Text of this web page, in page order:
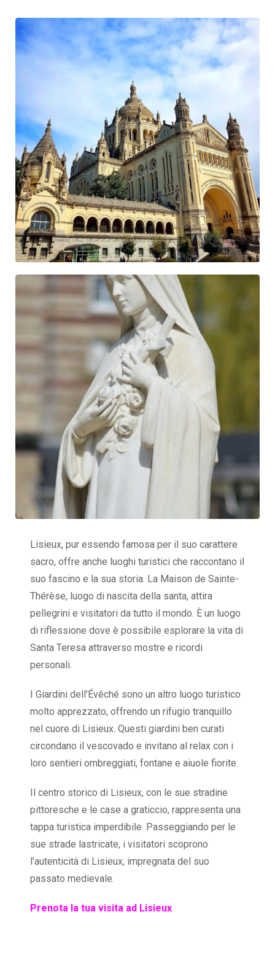
Lisieux, pur essendo famosa per il suo carattere
sacro, offre anche luoghi turistici che raccontano il
suo fascino e la sua storia. La Maison de Sainte-
Thérèse, luogo di nascita della santa, attira
pellegrini e visitatori da tutto il mondo. È un luogo
di riflessione dove è possibile esplorare la vita di
Santa Teresa attraverso mostre e ricordi
personali.
I Giardini dell’Évêché sono un altro luogo turistico
molto apprezzato, offrendo un rifugio tranquillo
nel cuore di Lisieux. Questi giardini ben curati
circondano il vescovado e invitano al relax con i
loro sentieri ombreggiati, fontane e aiuole fiorite.
Il centro storico di Lisieux, con le sue stradine
pittoresche e le case a graticcio, rappresenta una
tappa turistica imperdibile. Passeggiando per le
sue strade lastricate, i visitatori scoprono
l’autenticità di Lisieux, impregnata del suo
passato medievale.
Prenota la tua visita ad Lisieux